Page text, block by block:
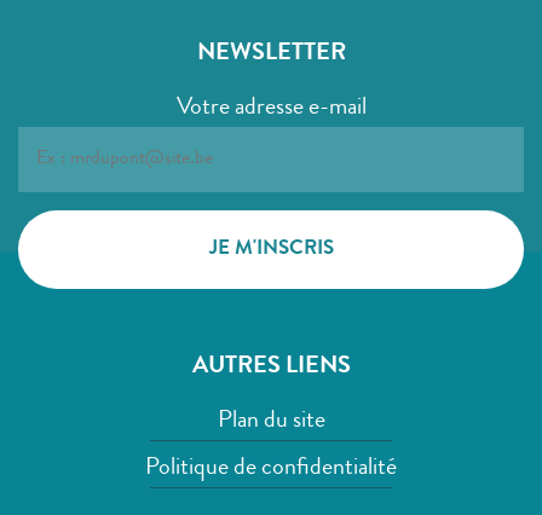
NEWSLETTER
Votre adresse e-mail
AUTRES LIENS
Plan du site
Politique de confidentialité